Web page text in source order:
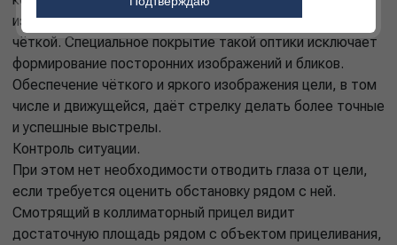
изображения, картинка получается контрастной и
чёткой. Специальное покрытие такой оптики исключает
формирование посторонних изображений и бликов.
Обеспечение чёткого и яркого изображения цели, в том
числе и движущейся, даёт стрелку делать более точные
и успешные выстрелы.
Контроль ситуации.
При этом нет необходимости отводить глаза от цели,
если требуется оценить обстановку рядом с ней.
Смотрящий в коллиматорный прицел видит
достаточную площадь рядом с объектом прицеливания,